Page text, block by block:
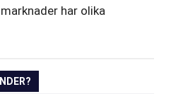
har olika